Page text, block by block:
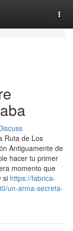
Ruta de Los
Antiguamente de
hacer tu primer
momento que
si https://fabrica-
un-arma-secreta-